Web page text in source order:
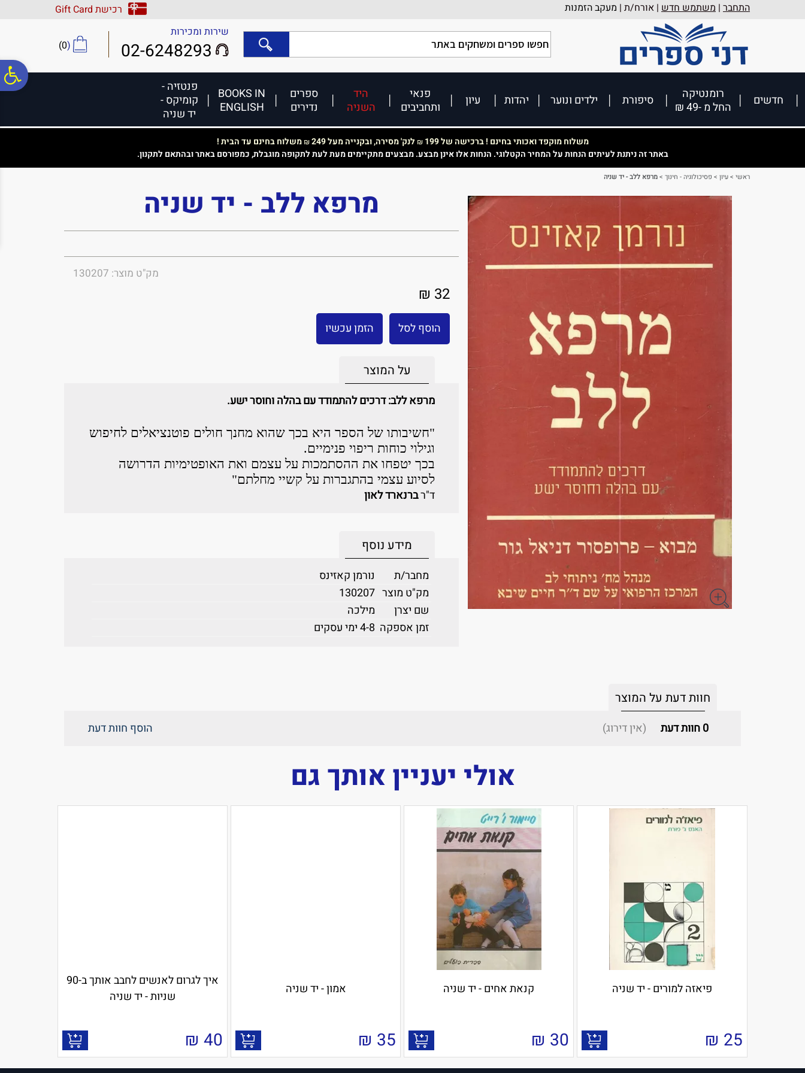
נגישות
אתר
המרכזי
התחבר | משתמש חדש | אורח/ת | מעקב הזמנות
רכישת Gift Card
שירות ומכירות
02-6248293
(
0
)
חדשים
רומנטיקה
החל מ -49 ₪
סיפורת ילדים ונוער יהדות עיון
פנאי
ותחביבים
היד
השניה
ספרים
נדירים
BOOKS IN
ENGLISH
פנטזיה -
קומיקס -
יד שניה
משלוח מוקפד ואכותי בחינם ! ברכישה של 199 ₪ לנק' מסירה, ובקנייה מעל 249 ₪משלוח בחינם עד הבית !
באתר זה ניתנת לעיתים הנחות על המחיר הקטלוגי. הנחות אלו אינן מבצע. מבצעים מתקיימים מעת לעת לתקופה מוגבלת, כמפורסם באתר ובהתאם לתקנון.
ראשי >עיון > פסיכולוגיה - חינוך >מרפא ללב - יד שניה
מרפא ללב - יד שניה
מק"ט מוצר: 130207
32 ₪
הוסף לסל הזמן עכשיו
על המוצר
מרפא ללב: דרכים להתמודד עם בהלה וחוסר ישע.
"חשיבותו של הספר היא בכך שהוא מחנך חולים פוטנציאלים לחיפוש
וגילוי כוחות ריפוי פנימיים.
בכך יטפחו את ההסתמכות על עצמם ואת האופטימיות הדרושה
לסיוע עצמי בהתגברות על קשיי מחלתם"
ד"רברנארד לאון
מידע נוסף
מחבר/ת
נורמן קאזינס
מק"ט מוצר 130207
שם יצרן
מילכה
זמן אספקה 4-8 ימי עסקים
חוות דעת על המוצר
0חוות דעת (אין דירוג) הוסף חוות דעת
אולי יעניין אותך גם
פיאזה למורים - יד שניה
25
₪
קנאת אחים - יד שניה
30
₪
אמון - יד שניה
35
₪
איך לגרום לאנשים לחבב אותך ב-90
שניות - יד שניה
40
₪